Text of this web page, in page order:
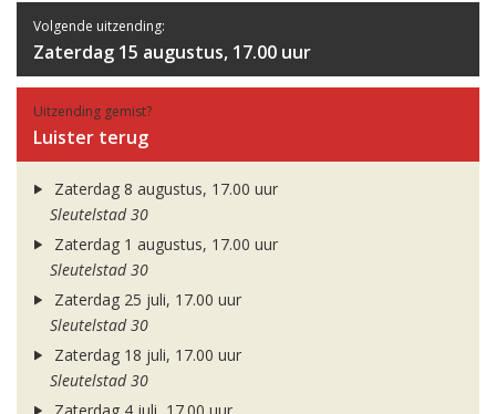
Volgende uitzending:
Zaterdag 15 augustus, 17.00 uur
Uitzending gemist?
Luister terug
Zaterdag 8 augustus, 17.00 uur
Sleutelstad 30
Zaterdag 1 augustus, 17.00 uur
Sleutelstad 30
Zaterdag 25 juli, 17.00 uur
Sleutelstad 30
Zaterdag 18 juli, 17.00 uur
Sleutelstad 30